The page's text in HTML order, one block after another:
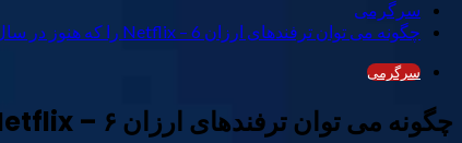
سرگرمی
چگونه می توان ترفندهای ارزان Netflix – 6 را که هنوز در سال 2025 کار می کنند ، بدست آوریم
سرگرمی
چگونه می توان ترفندهای ارزان Netflix – ۶ را که هنوز در سال ۲۰۲۵ کار می کنند ، بدست آوریم